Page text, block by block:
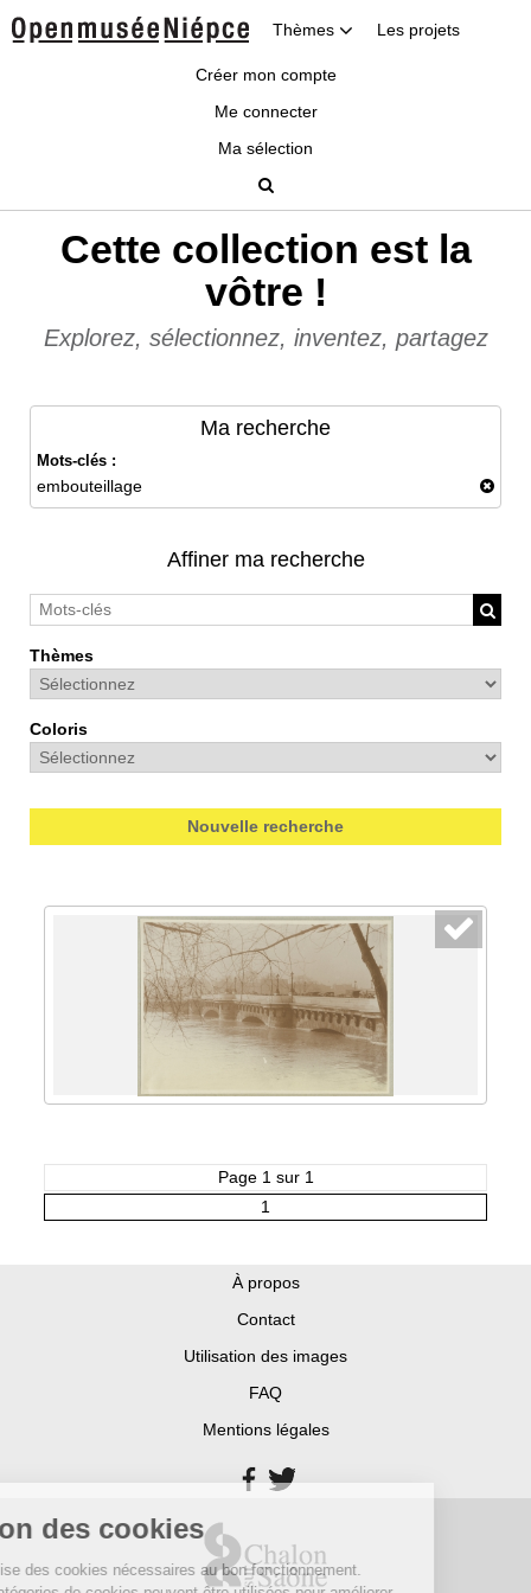
Thèmes Les projets
Créer mon compte
Me connecter
Ma sélection
Cette collection est la
vôtre !
Explorez, sélectionnez, inventez, partagez
Ma recherche
Mots-clés :
embouteillage
Affiner ma recherche
Thèmes
Coloris
Nouvelle recherche
Page 1 sur 1
1
À propos
Contact
Utilisation des images
FAQ
Mentions légales
des cookies
site utilise des cookies nécessaires au bon fonctionnement.